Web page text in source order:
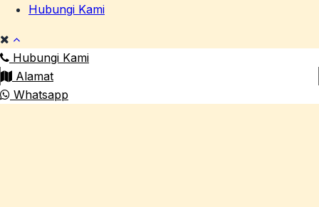
Hubungi Kami
Hubungi Kami
Alamat
Whatsapp